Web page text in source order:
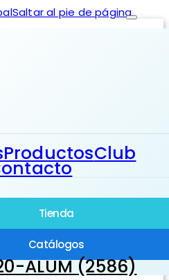
Saltar al pie de página
ProductosClub
Tienda
Catálogos
ALUM (2586)